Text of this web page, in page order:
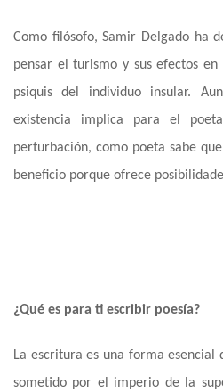
Como filósofo, Samir Delgado ha
pensar el turismo y sus efectos
psiquis del individuo insular.
existencia implica para el
perturbación, como poeta sabe que
beneficio porque ofrece
¿Qué es para ti escribir poesía?
La escritura es una forma esencial
sometido por el imperio de la